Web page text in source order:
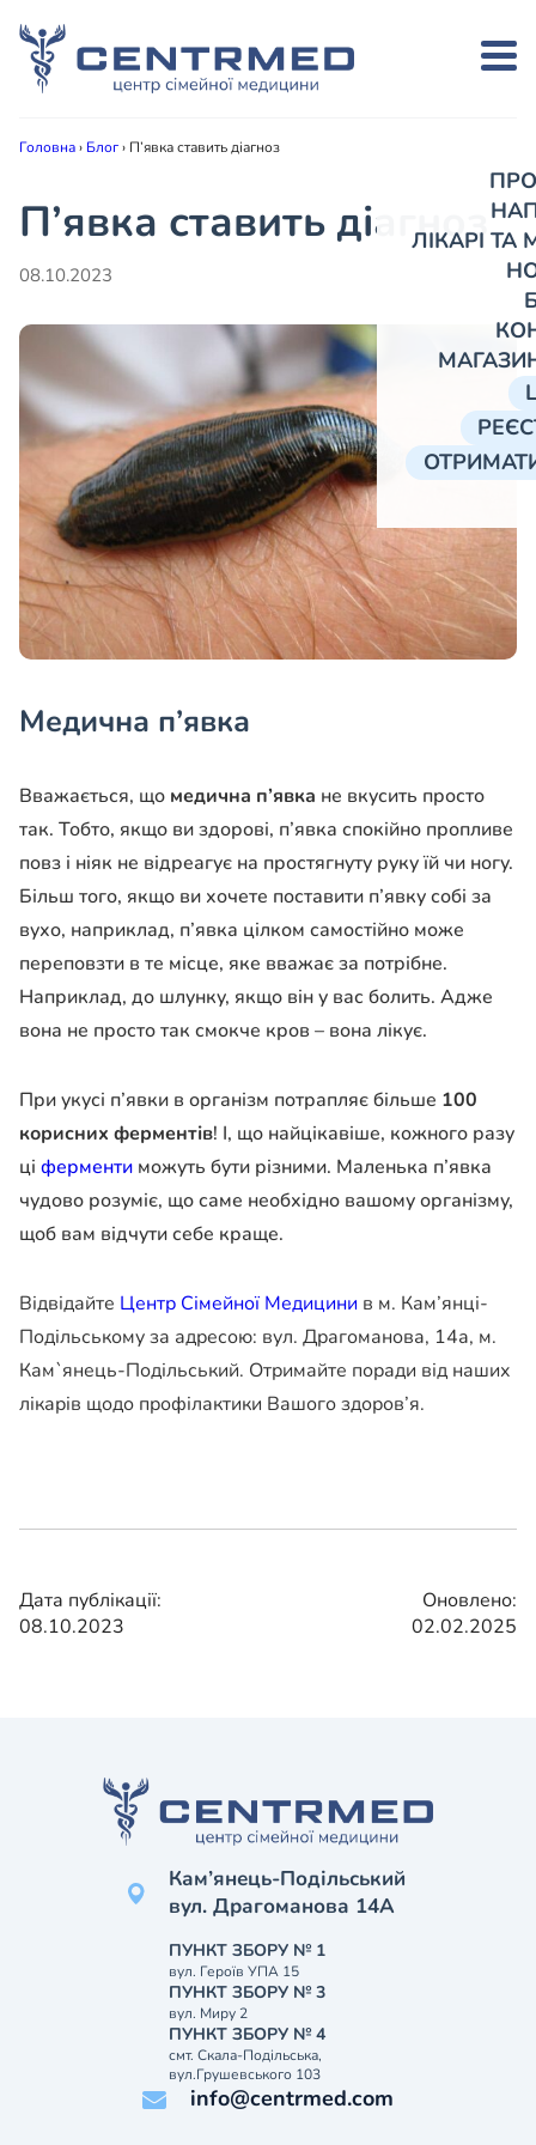
ЛІКАРІ
Головна› Блог› П’явка ставить діагноз
П’явка ставить діагноз
08.10.2023
Медична п’явка
Вважається, що медична п’явка не вкусить просто
так. Тобто, якщо ви здорові, п’явка спокійно пропливе
повз і ніяк не відреагує на простягнуту руку їй чи ногу.
Більш того, якщо ви хочете поставити п’явку собі за
вухо, наприклад, п’явка цілком самостійно може
переповзти в те місце, яке вважає за потрібне.
Наприклад, до шлунку, якщо він у вас болить. Адже
вона не просто так смокче кров – вона лікує.
При укусі п’явки в організм потрапляє більше 100
корисних ферментів! І, що найцікавіше, кожного разу
ці ферменти можуть бути різними. Маленька п’явка
чудово розуміє, що саме необхідно вашому організму,
щоб вам відчути себе краще.
Відвідайте Центр Сімейної Медицини в м. Кам’янці-
Подільському за адресою: вул. Драгоманова, 14а, м.
Кам`янець-Подільський. Отримайте поради від наших
лікарів щодо профілактики Вашого здоров’я.
Дата публікації:
08.10.2023
Оновлено:
02.02.2025
Кам’янець-Подільський
вул. Драгоманова 14А
ПУНКТ ЗБОРУ № 1
вул. Героїв УПА 15
ПУНКТ ЗБОРУ № 3
вул. Миру 2
ПУНКТ ЗБОРУ № 4
смт. Скала-Подільська,
вул.Грушевського 103
info@centrmed.com